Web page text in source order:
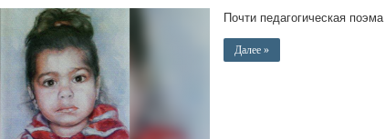
Почти педагогическая поэма
Далее »